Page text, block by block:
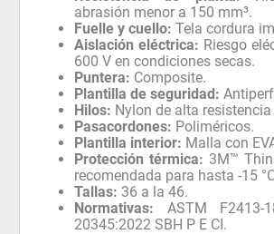
abrasión menor a 150 mm³.
Fuelle y cuello: Tela cordura
Aislación eléctrica: Riesgo
600 V en condiciones secas.
Puntera: Composite.
Plantilla de seguridad:
Hilos: Nylon de alta
Pasacordones: Poliméricos.
Plantilla interior: Malla con
Protección térmica: 3M™
recomendada para hasta -15
Tallas: 36 a la 46.
Normativas: ASTM
20345:2022 SBH P E CI.